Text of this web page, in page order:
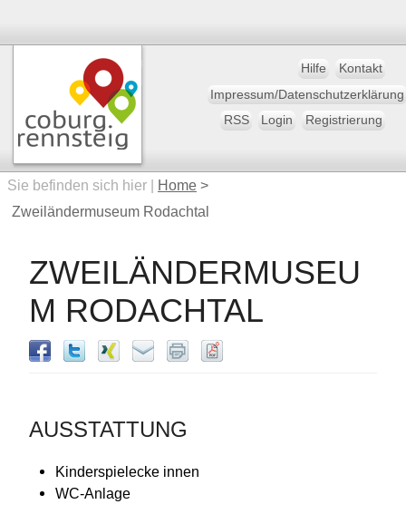
Hilfe
Kontakt
Impressum/Datenschutzerklärung
RSS
Login Registrierung
Sie befinden sich hier | Home >
Zweiländermuseum Rodachtal
ZWEILÄNDERMUSEU
M RODACHTAL
AUSSTATTUNG
Kinderspielecke innen
WC-Anlage